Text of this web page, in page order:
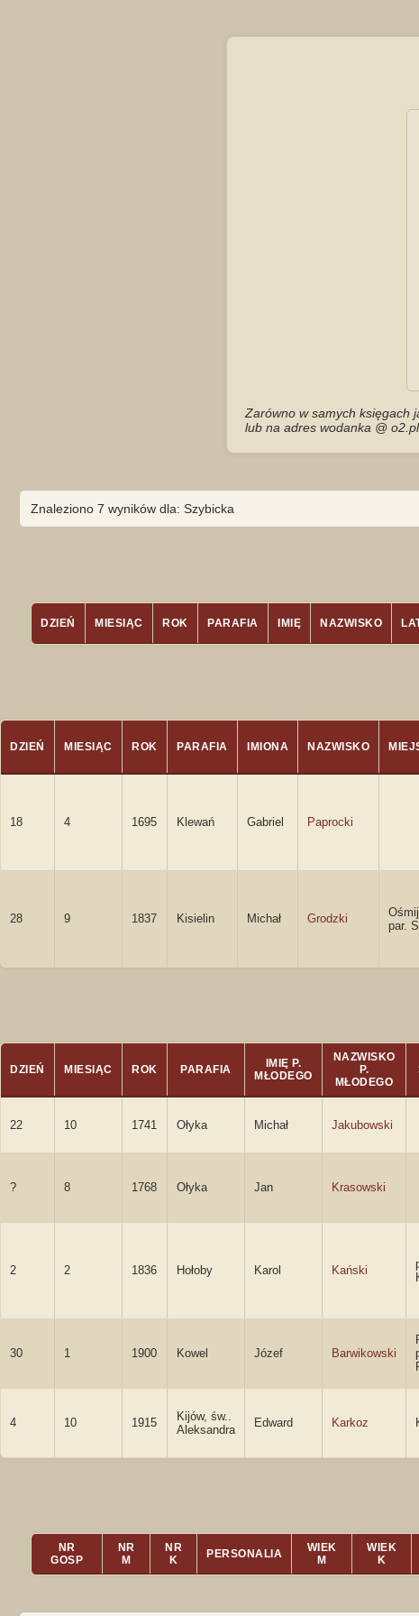
Zarówno w samych księgach
lub na adres wodanka @ o2.pl
Znaleziono 7 wyników dla: Szybicka
DZIEŃ MIESIĄC ROK PARAFIA IMIĘ NAZWISKO
DZIEŃ MIESIĄC ROK PARAFIA IMIONA NAZWISKO
18 4 1695 Klewań Gabriel Paprocki
28 9 1837 Kisielin Michał Grodzki
par.
DZIEŃ MIESIĄC ROK PARAFIA
IMIĘ P.
MŁODEGO
NAZWISKO
P.
MŁODEGO
22 10 1741 Ołyka Michał Jakubowski
? 8 1768 Ołyka Jan Krasowski
2 2 1836 Hołoby Karol Kański
30 1 1900 Kowel Józef Barwikowski
4 10 1915
Kijów, św..
Aleksandra
Edward Karkoz
NR
GOSP
NR
M
NR
K
PERSONALIA
WIEK
M
WIEK
K